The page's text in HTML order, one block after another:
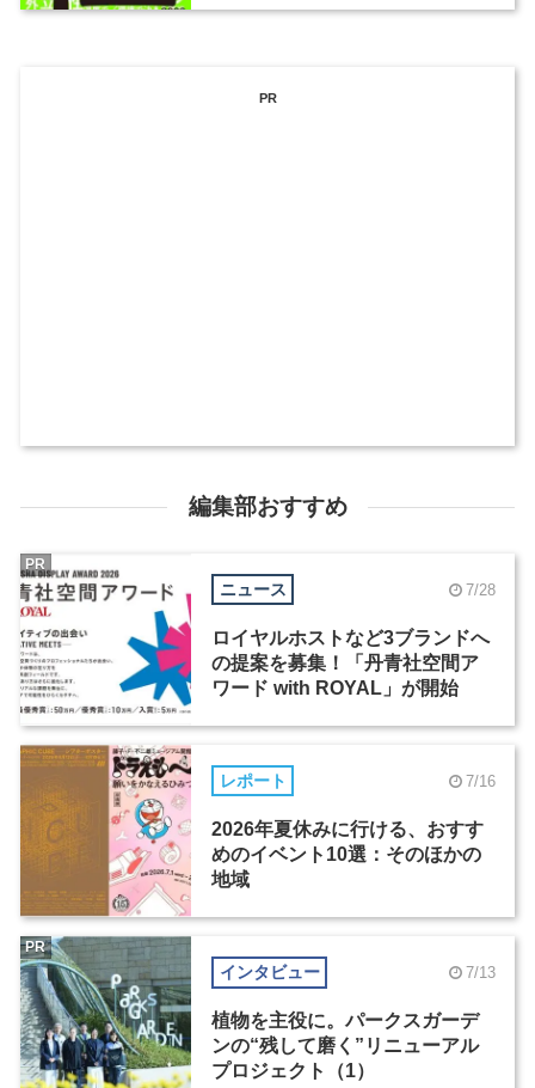
PR
編集部おすすめ
ニュース 7/28
ロイヤルホストなど3ブランドへ
の提案を募集！「丹青社空間ア
ワード with ROYAL」が開始
PR
レポート 7/16
2026年夏休みに行ける、おすす
めのイベント10選：そのほかの
地域
インタビュー 7/13
植物を主役に。パークスガーデ
ンの“残して磨く”リニューアル
プロジェクト（1）
PR